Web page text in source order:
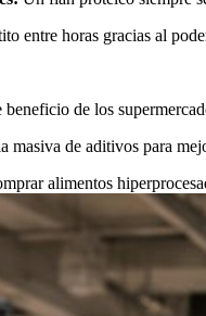
entre horas gracias al
beneficio de los
masiva de aditivos para
alimentos